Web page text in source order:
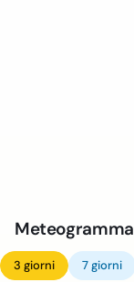
Meteogramma
3 giorni 7 giorni